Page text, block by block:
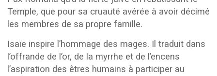
Temple, que pour sa cruauté avérée à avoir décimé
les membres de sa propre famille.
Isaïe inspire l’hommage des mages. Il traduit dans
l’offrande de l’or, de la myrrhe et de l’encens
l’aspiration des êtres humains à participer au